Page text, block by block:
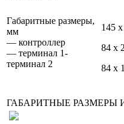
Габаритные размеры,
мм
— контроллер
— терминал 1-
терминал 2
145
84 x
84 x
ГАБАРИТНЫЕ